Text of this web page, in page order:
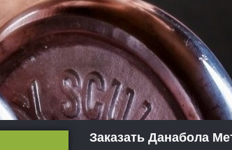
Заказать Данабола